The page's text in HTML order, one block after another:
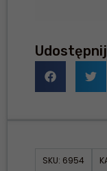
Udostępnij
SKU: 6954